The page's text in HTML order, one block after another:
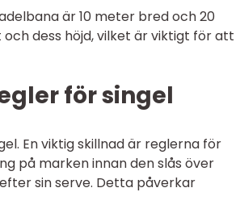
är 10 meter bred och 20
dess höjd, vilket är viktigt för att
för singel
En viktig skillnad är reglerna för
på marken innan den slås över
sin serve. Detta påverkar